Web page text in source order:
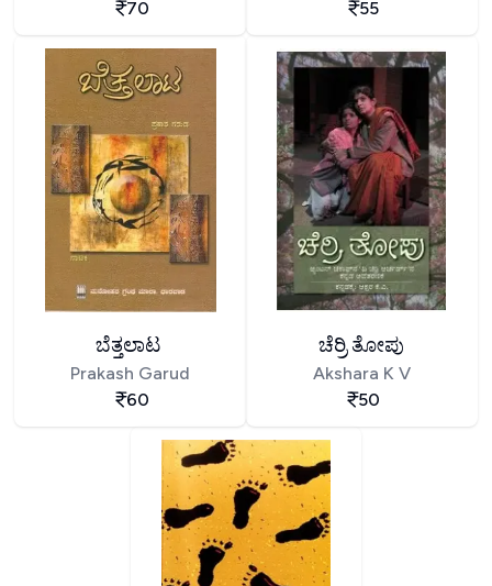
70
55
ಬೆತ್ತಲಾಟ
Prakash Garud
60
ಚೆರ್ರಿ ತೋಪು
Akshara K V
50